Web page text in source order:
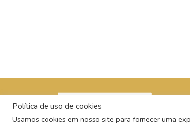
Política de uso de cookies
Usamos cookies em nosso site para fornecer uma